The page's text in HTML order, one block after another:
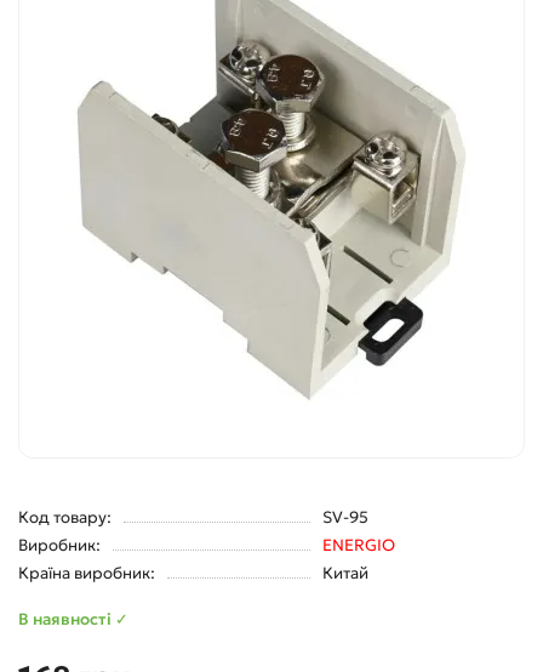
Код товару:
SV-95
Виробник:
ENERGIO
Країна виробник:
Китай
В наявності ✓